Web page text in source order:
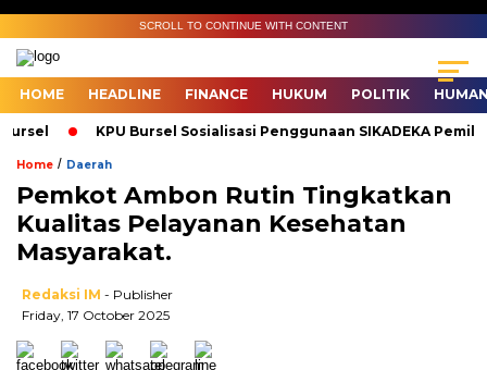
SCROLL TO CONTINUE WITH CONTENT
HOME HEADLINE FINANCE HUKUM POLITIK
KPU Bursel Sosialisasi Penggunaan SIKADEKA Pemilu
Home / Daerah
Pemkot Ambon Rutin Tingkatkan
Kualitas Pelayanan Kesehatan
Masyarakat.
Redaksi IM - Publisher
Friday, 17 October 2025